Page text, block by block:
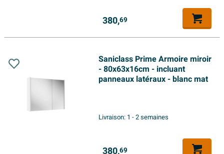
380,69
Saniclass Prime Armoire miroir
- 80x63x16cm - incluant
panneaux latéraux - blanc mat
Livraison: 1 - 2 semaines
69